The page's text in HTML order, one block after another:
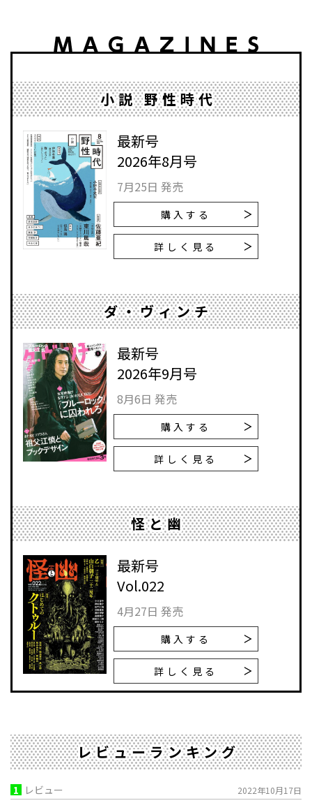
小説 野性時代
最新号
2026年8月号
7月25日 発売
購入する
詳しく見る
ダ・ヴィンチ
最新号
2026年9月号
8月6日 発売
購入する
詳しく見る
怪と幽
最新号
Vol.022
4月27日 発売
購入する
詳しく見る
レビューランキング
1 レビュー 2022年10月17日